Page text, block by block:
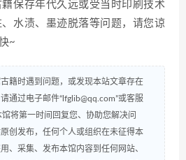
保存年代久远或受当时印刷技术
水渍、墨迹脱落等问题，请您谅
~
籍时遇到问题，或发现本站文章存在
通过电子邮件“lfglib@qq.com”或客服
将第一时间回复您、协助您解决问
创发布，任何个人或组织在未征得本
、采集、发布本馆内容到任何网站、